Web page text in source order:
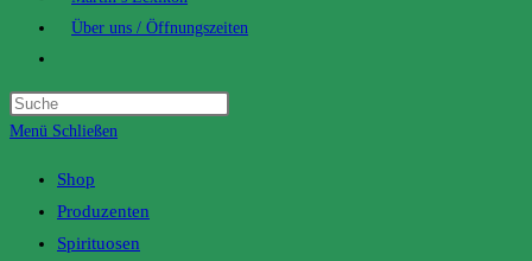
Über uns / Öffnungszeiten
website
search
Menü Schließen
Shop
Produzenten
Spirituosen